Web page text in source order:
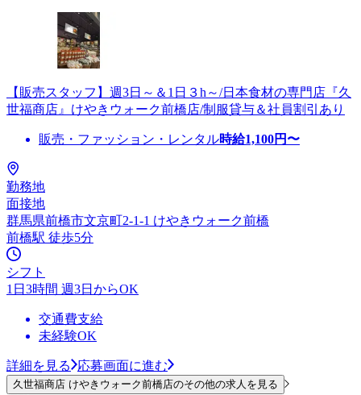
【販売スタッフ】週3日～＆1日３h～/日本食材の専門店『久
世福商店』けやきウォーク前橋店/制服貸与＆社員割引あり
販売・ファッション・レンタル時給1,100円〜
勤務地
面接地
群馬県前橋市文京町2-1-1 けやきウォーク前橋
前橋駅 徒歩5分
シフト
1日3時間 週3日からOK
交通費支給
未経験OK
詳細を見る 応募画面に進む
久世福商店 けやきウォーク前橋店のその他の求人を見る